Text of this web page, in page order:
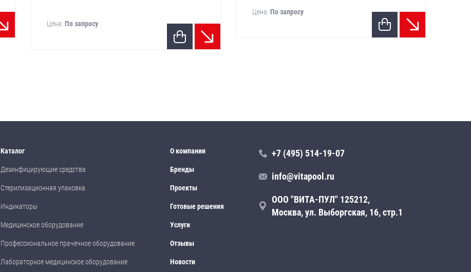
Цена:По запросу
Цена: По запросу
Каталог
Дезинфицирующие средства
Стерилизационная упаковка
Индикаторы
Медицинское оборудование
Профессиональное прачечное оборудование
Лабораторное медицинское оборудование
О компании
Бренды
Проекты
Готовые решения
Услуги
Отзывы
Новости
+7 (495) 514-19-07
info@vitapool.ru
ООО "ВИТА-ПУЛ" 125212,
Москва, ул. Выборгская, 16, стр.1